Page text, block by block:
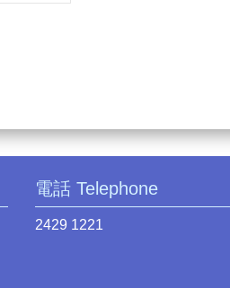
電話 Telephone
2429 1221